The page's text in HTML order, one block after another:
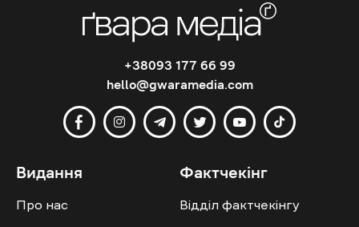
+38093 177 66 99
hello@gwaramedia.com
Видання
Про нас
Фактчекінг
Відділ фактчекінгу